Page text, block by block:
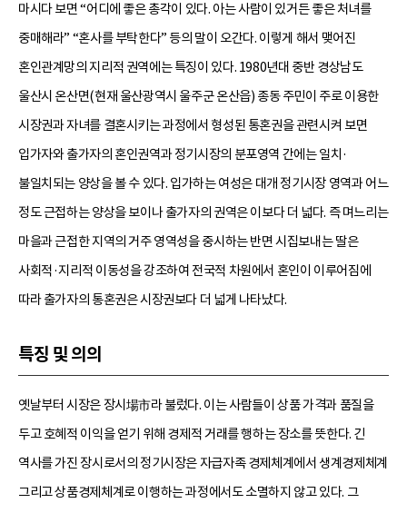
마시다 보면 “어디에 좋은 총각이 있다. 아는 사람이 있거든 좋은 처녀를
중매해라” “혼사를 부탁한다” 등의 말이 오간다. 이렇게 해서 맺어진
혼인관계망의 지리적 권역에는 특징이 있다. 1980년대 중반 경상남도
울산시 온산면(현재 울산광역시 울주군 온산읍) 종동 주민이 주로 이용한
시장권과 자녀를 결혼시키는 과정에서 형성된 통혼권을 관련시켜 보면
입가자와 출가자의 혼인권역과 정기시장의 분포영역 간에는 일치·
불일치되는 양상을 볼 수 있다. 입가하는 여성은 대개 정기시장 영역과 어느
정도 근접하는 양상을 보이나 출가자의 권역은 이보다 더 넓다. 즉 며느리는
마을과 근접한 지역의 거주 영역성을 중시하는 반면 시집보내는 딸은
사회적·지리적 이동성을 강조하여 전국적 차원에서 혼인이 이루어짐에
따라 출가자의 통혼권은 시장권보다 더 넓게 나타났다.
특징 및 의의
옛날부터 시장은 장시場市라 불렀다. 이는 사람들이 상품 가격과 품질을
두고 호혜적 이익을 얻기 위해 경제적 거래를 행하는 장소를 뜻한다. 긴
역사를 가진 장시로서의 정기시장은 자급자족 경제체계에서 생계경제체계
그리고 상품경제체계로 이행하는 과정에서도 소멸하지 않고 있다. 그